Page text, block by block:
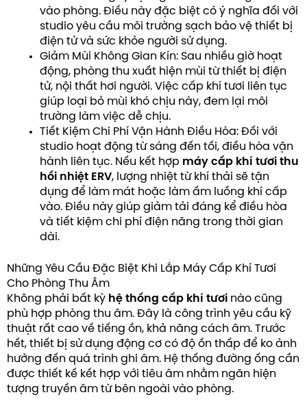
vào phòng. Điều này đặc biệt có ý nghĩa đối với
studio yêu cầu môi trường sạch bảo vệ thiết bị
điện tử và sức khỏe người sử dụng.
Giảm Mùi Không Gian Kín: Sau nhiều giờ hoạt
động, phòng thu xuất hiện mùi từ thiết bị điện
tử, nội thất hơi người. Việc cấp khí tươi liên tục
giúp loại bỏ mùi khó chịu này, đem lại môi
trường làm việc dễ chịu.
Tiết Kiệm Chi Phí Vận Hành Điều Hòa: Đối với
studio hoạt động từ sáng đến tối, điều hòa vận
hành liên tục. Nếu kết hợp máy cấp khí tươi thu
hồi nhiệt ERV, lượng nhiệt từ khí thải sẽ tận
dụng để làm mát hoặc làm ấm luồng khí cấp
vào. Điều này giúp giảm tải đáng kể điều hòa
và tiết kiệm chi phí điện năng trong thời gian
dài.
Những Yêu Cầu Đặc Biệt Khi Lắp Máy Cấp Khí Tươi
Cho Phòng Thu Âm
Không phải bất kỳ hệ thống cấp khí tươi nào cũng
phù hợp phòng thu âm. Đây là công trình yêu cầu kỹ
thuật rất cao về tiếng ồn, khả năng cách âm. Trước
hết, thiết bị sử dụng động cơ có độ ồn thấp để ko ảnh
hưởng đến quá trình ghi âm. Hệ thống đường ống cần
được thiết kế kết hợp với tiêu âm nhằm ngăn hiện
tượng truyền âm từ bên ngoài vào phòng.